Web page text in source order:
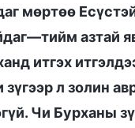
мөртөө
азтай
итгэх
л золин
Чи Бурханы